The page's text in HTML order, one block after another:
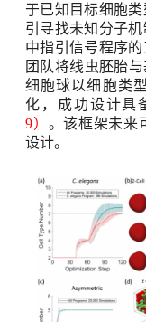
于已知目标细胞
引寻找未知分子
中指引信号程序
团队将线虫胚胎
细胞球以细胞类
化，成功设计具
9） 。该框架未来
设计。